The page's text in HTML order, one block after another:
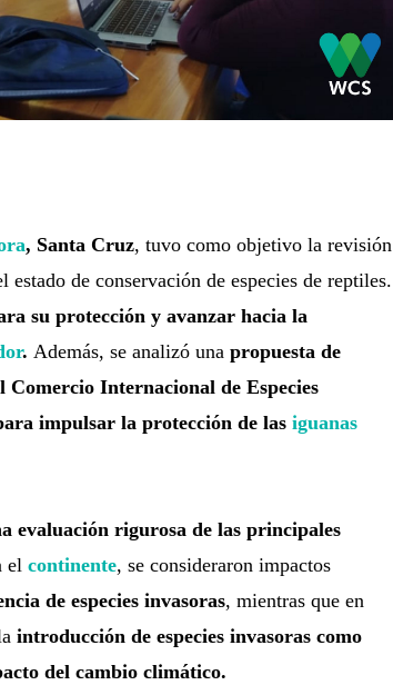
, Santa Cruz, tuvo como objetivo la revisión
de conservación de especies de reptiles.
su protección y avanzar hacia la
. Además, se analizó una propuesta de
Internacional de Especies
impulsar la protección de las iguanas
evaluación rigurosa de las principales
el continente, se consideraron impactos
de especies invasoras, mientras que en
introducción de especies invasoras como
del cambio climático.